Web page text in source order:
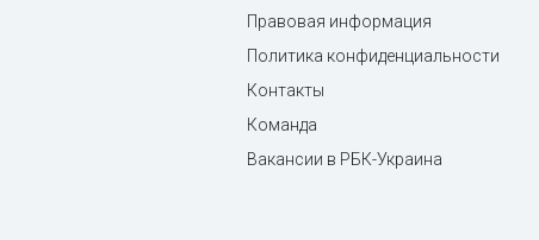
Правовая информация
Политика конфиденциальности
Контакты
Команда
Вакансии в РБК-Украина